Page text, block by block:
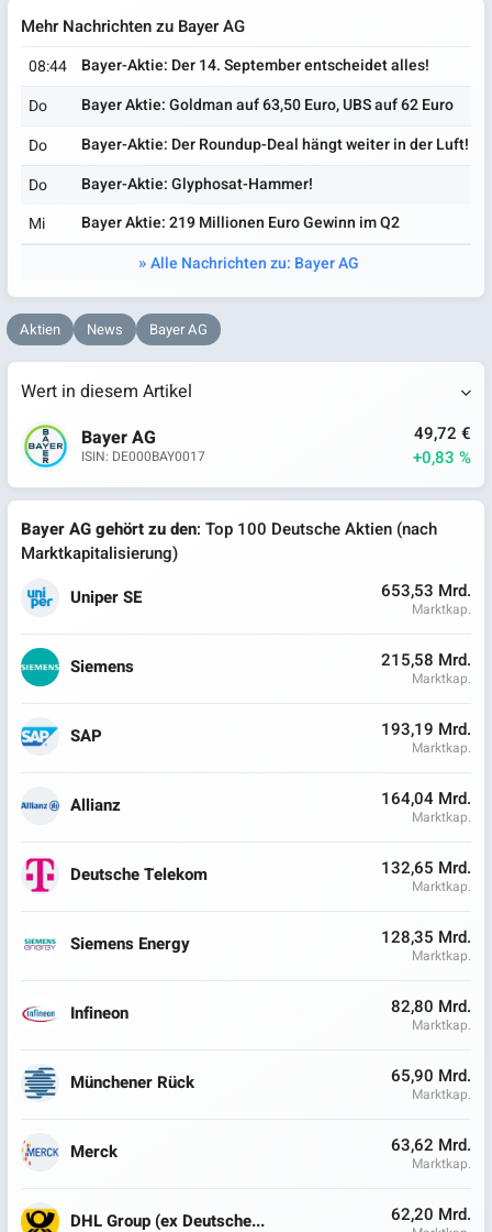
Mehr Nachrichten zu Bayer AG
08:44
Bayer-Aktie: Der 14. September entscheidet alles!
Do
Bayer Aktie: Goldman auf 63,50 Euro, UBS auf 62 Euro
Do
Bayer-Aktie: Der Roundup-Deal hängt weiter in der Luft!
Do
Bayer-Aktie: Glyphosat-Hammer!
Mi
Bayer Aktie: 219 Millionen Euro Gewinn im Q2
Alle Nachrichten zu: Bayer AG
Aktien News Bayer AG
Wert in diesem Artikel
Bayer AG
ISIN: DE000BAY0017
49,72 €
+0,83 %
Bayer AG gehört zu den: Top 100 Deutsche Aktien (nach
Marktkapitalisierung)
Uniper SE
653,53 Mrd.
Marktkap.
Siemens 215,58 Mrd.
Marktkap.
SAP 193,19 Mrd.
Marktkap.
Allianz 164,04 Mrd.
Marktkap.
Deutsche Telekom 132,65 Mrd.
Marktkap.
Siemens Energy 128,35 Mrd.
Marktkap.
Infineon 82,80 Mrd.
Marktkap.
Münchener Rück 65,90 Mrd.
Marktkap.
Merck 63,62 Mrd.
Marktkap.
DHL Group (ex Deutsche... 62,20 Mrd.